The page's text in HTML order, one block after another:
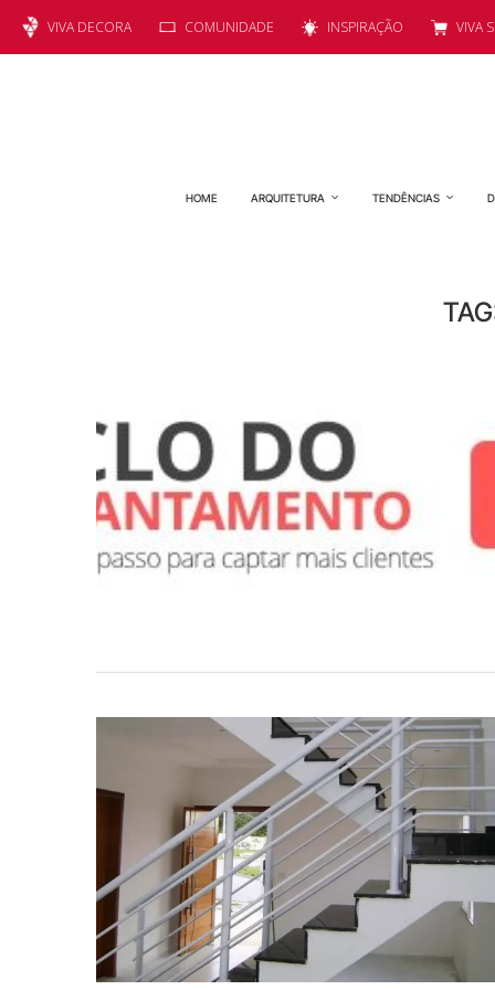
VIVA DECORA COMUNIDADE INSPIRAÇÃO VIVA
HOME ARQUITETURA TENDÊNCIAS